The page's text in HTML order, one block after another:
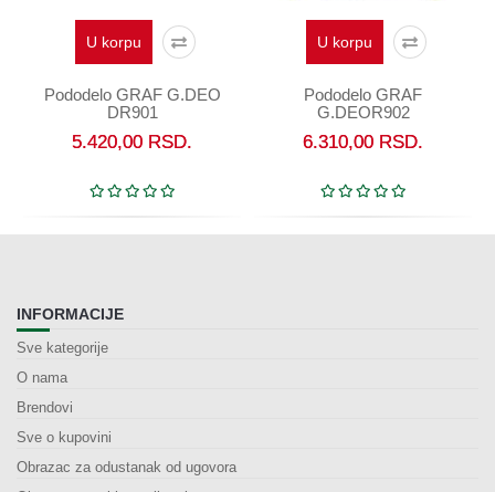
U korpu
Pododelo GRAF G.DEO
DR901
5.420,00 RSD.
U korpu
Pododelo GRAF
G.DEOR902
6.310,00 RSD.
INFORMACIJE
Sve kategorije
O nama
Brendovi
Sve o kupovini
Obrazac za odustanak od ugovora